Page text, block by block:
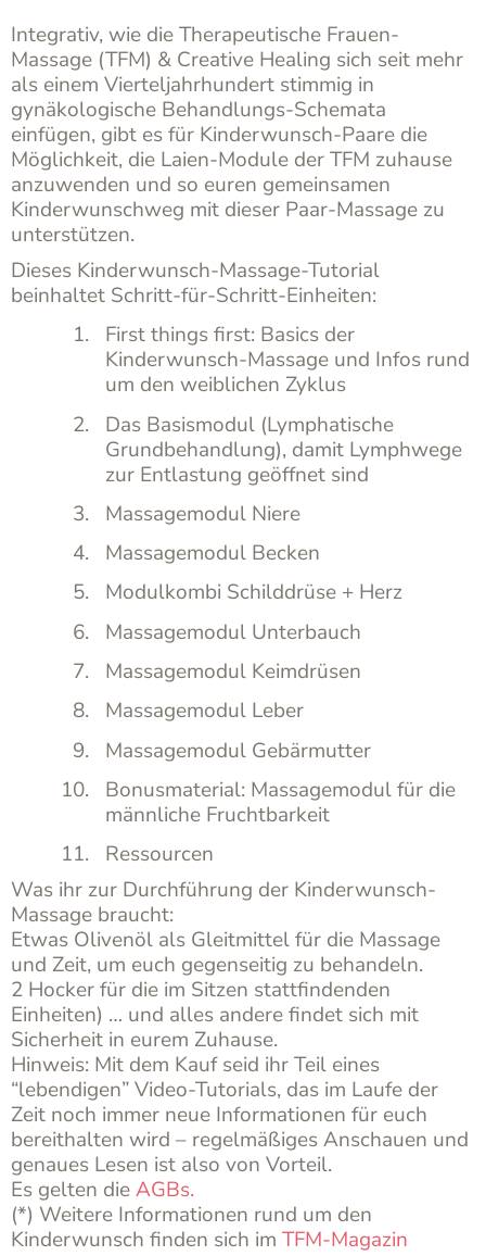
Integrativ, wie die Therapeutische Frauen-
Massage (TFM) & Creative Healing sich seit mehr
als einem Vierteljahrhundert stimmig in
gynäkologische Behandlungs-Schemata
einfügen, gibt es für Kinderwunsch-Paare die
Möglichkeit, die Laien-Module der TFM zuhause
anzuwenden und so euren gemeinsamen
Kinderwunschweg mit dieser Paar-Massage zu
unterstützen.
Dieses Kinderwunsch-Massage-Tutorial
beinhaltet Schritt-für-Schritt-Einheiten:
First things first: Basics der
Kinderwunsch-Massage und Infos rund
um den weiblichen Zyklus
Das Basismodul (Lymphatische
Grundbehandlung), damit Lymphwege
zur Entlastung geöffnet sind
Massagemodul Niere
Massagemodul Becken
Modulkombi Schilddrüse + Herz
Massagemodul Unterbauch
Massagemodul Keimdrüsen
Massagemodul Leber
Massagemodul Gebärmutter
Bonusmaterial: Massagemodul für die
männliche Fruchtbarkeit
Ressourcen
Was ihr zur Durchführung der Kinderwunsch-
Massage braucht:
Etwas Olivenöl als Gleitmittel für die Massage
und Zeit, um euch gegenseitig zu behandeln.
2 Hocker für die im Sitzen stattfindenden
Einheiten) … und alles andere findet sich mit
Sicherheit in eurem Zuhause.
Hinweis: Mit dem Kauf seid ihr Teil eines
“lebendigen” Video-Tutorials, das im Laufe der
Zeit noch immer neue Informationen für euch
bereithalten wird – regelmäßiges Anschauen und
genaues Lesen ist also von Vorteil.
Es gelten dieAGBs.
(*) Weitere Informationen rund um den
Kinderwunsch finden sich im TFM-Magazin